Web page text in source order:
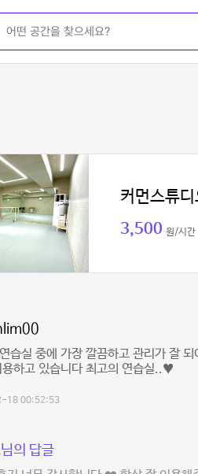
커먼스튜
3,500 원/시간
습실 중에 가장 깔끔하고 관리가 잘
용하고 있습니다 최고의 연습실..♥
18 00:52:53
의 답글